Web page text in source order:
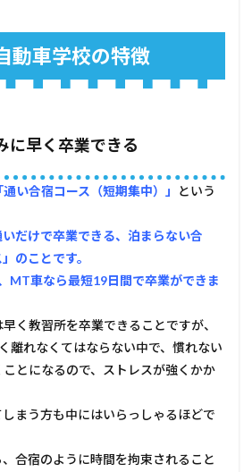
動車学校の特徴
に早く卒業できる
通い合宿コース（短期集中）」
という
だけで卒業できる、泊まらない合
のことです。
MT車なら最短19日間で卒業ができま
く教習所を卒業できることですが、
離れなくてはならない中で、慣れない
とになるので、ストレスが強くかか
まう方も中にはいらっしゃるほどで
合宿のように時間を拘束されること